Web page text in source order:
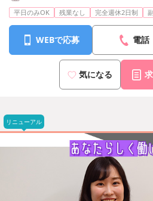
平日のみOK 残業なし 完全週休2日制
WEBで応募 電話
気になる
リニューアル